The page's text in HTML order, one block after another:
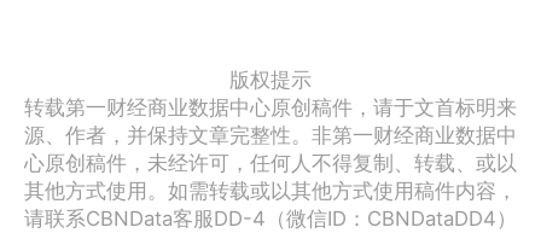
版权提示
转载第一财经商业数据中心原创稿件，请于文首标明来
源、作者，并保持文章完整性。非第一财经商业数据中
心原创稿件，未经许可，任何人不得复制、转载、或以
其他方式使用。如需转载或以其他方式使用稿件内容，
请联系CBNData客服DD-4（微信ID：CBNDataDD4）